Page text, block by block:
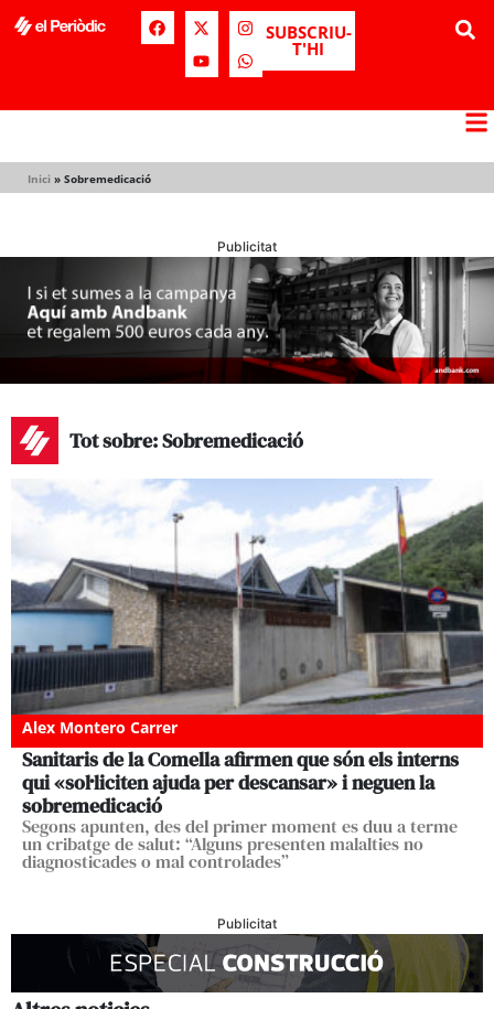
SUBSCRIU-
T'HI
Inici » Sobremedicació
Publicitat
Tot sobre: Sobremedicació
Alex Montero Carrer
Sanitaris de la Comella afirmen que són els interns
qui «sol·liciten ajuda per descansar» i neguen la
sobremedicació
Segons apunten, des del primer moment es duu a terme
un cribatge de salut: “Alguns presenten malalties no
diagnosticades o mal controlades”
Publicitat